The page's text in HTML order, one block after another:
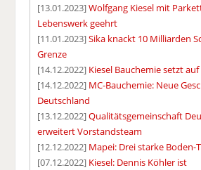
[13.01.2023]Wolfgang Kiesel mit
Lebenswerk geehrt
[11.01.2023]Sika knackt 10 Milliarden
Grenze
[14.12.2022] Kiesel Bauchemie setzt auf
[14.12.2022] MC-Bauchemie: Neue
Deutschland
[13.12.2022]Qualitätsgemeinschaft
erweitert Vorstandsteam
[12.12.2022] Mapei: Drei starke Boden-
[07.12.2022] Kiesel: Dennis Köhler ist